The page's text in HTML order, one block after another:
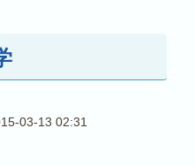
03-13 02:31